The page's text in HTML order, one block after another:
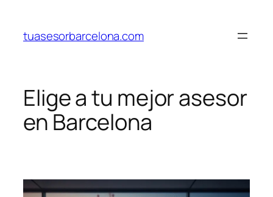
contenido
tuasesorbarcelona.com
Elige a tu mejor asesor
en Barcelona